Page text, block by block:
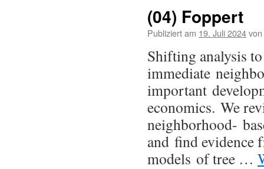
(04) Foppert
Publiziert am 19. Juli 2024von
Shifting analysis
immediate
important
economics. We
neighborhood-
and find evidence
models of tree …